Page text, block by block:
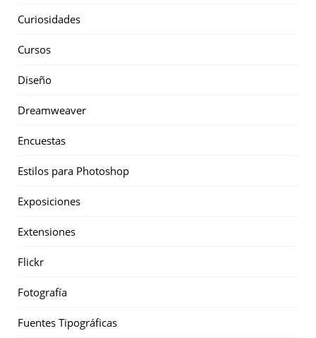
Curiosidades
Cursos
Diseño
Dreamweaver
Encuestas
Estilos para Photoshop
Exposiciones
Extensiones
Flickr
Fotografía
Fuentes Tipográficas